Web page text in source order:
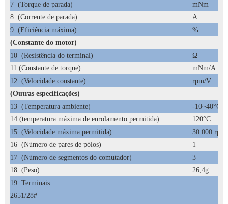
7 (Torque de parada)
mNm
8 (Corrente de parada)
A
9 (Eficiência máxima)
%
(Constante do motor)
10 (Resistência do terminal)
Ω
11 (Constante de torque)
mNm/A
12 (Velocidade constante)
rpm/V
(Outras especificações)
13 (Temperatura ambiente)
-10~40°C
14 (temperatura máxima de enrolamento permitida)
120°C
15 (Velocidade máxima permitida)
30.000 rpm
16 (Número de pares de pólos)
1
17 (Número de segmentos do comutador)
3
18 (Peso)
26,4g
19. Terminais:
2651/28#